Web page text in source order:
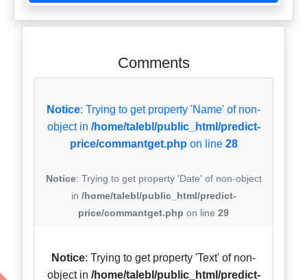
Comments
Notice: Trying to get property 'Name' of non-
object in /home/talebl/public_html/predict-
price/commantget.php on line 28
Notice: Trying to get property 'Date' of non-object
in /home/talebl/public_html/predict-
price/commantget.php on line 29
Notice: Trying to get property 'Text' of non-
object in /home/talebl/public_html/predict-